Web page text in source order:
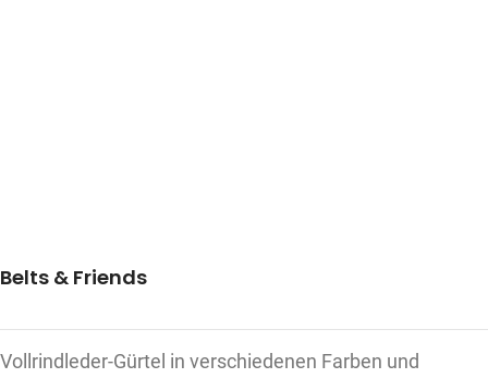
Belts & Friends
Vollrindleder-Gürtel in verschiedenen Farben und